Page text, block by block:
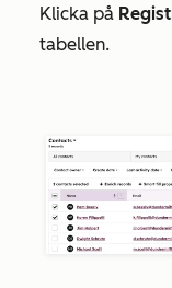
Klicka på
tabellen.